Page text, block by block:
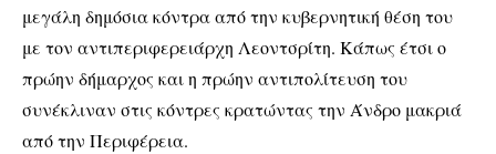
μεγάλη δημόσια κόντρα από την κυβερνητική θέση του
με τον αντιπεριφερειάρχη Λεοντσρίτη. Κάπως έτσι ο
πρώην δήμαρχος και η πρώην αντιπολίτευση του
συνέκλιναν στις κόντρες κρατώντας την Άνδρο μακριά
από την Περιφέρεια.